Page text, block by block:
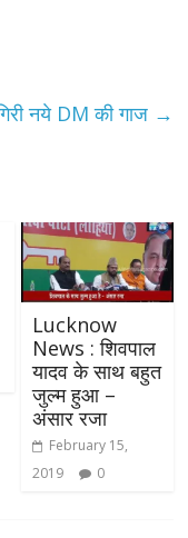
नये DM की गाज →
Lucknow
News : शिवपाल
यादव के साथ बहुत
जुल्म हुआ –
अंसार रजा
February 15,
2019
0